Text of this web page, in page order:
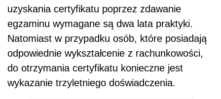
uzyskania certyfikatu poprzez zdawanie
egzaminu wymagane są dwa lata praktyki.
Natomiast w przypadku osób, które posiadają
odpowiednie wykształcenie z rachunkowości,
do otrzymania certyfikatu konieczne jest
wykazanie trzyletniego doświadczenia.